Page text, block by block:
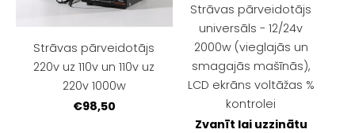
Strāvas pārveidotājs
220v uz 110v un 110v uz
220v 1000w
€98,50
Strāvas pārveidotājs
universāls - 12/24v
2000w (vieglajās un
smagajās mašīnās),
LCD ekrāns voltāžas %
kontrolei
Zvanīt lai uzzinātu